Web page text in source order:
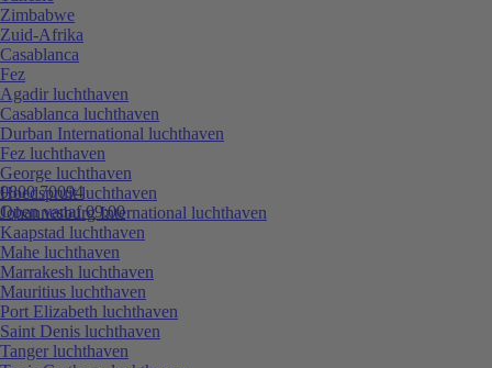
0800 70094
Open vanaf 09:00
Zimbabwe
Zuid-Afrika
Casablanca
Fez
Agadir luchthaven
Casablanca luchthaven
Durban International luchthaven
Fez luchthaven
George luchthaven
Hoedspruit luchthaven
Johannesburg International luchthaven
Kaapstad luchthaven
Mahe luchthaven
Marrakesh luchthaven
Mauritius luchthaven
Port Elizabeth luchthaven
Saint Denis luchthaven
Tanger luchthaven